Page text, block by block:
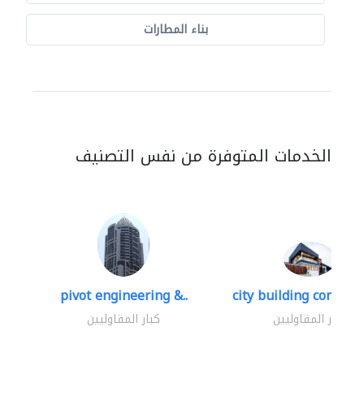
بناء المطارات
الخدمات المتوفرة من نفس التصنيف
pivot engineering &..
كبار المقاوليين
city building
كبار المقاوليين